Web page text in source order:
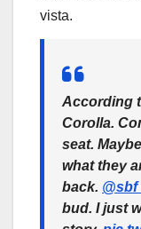
vista.
According
Corolla.
seat.
what they
back.
bud. I just